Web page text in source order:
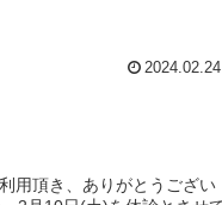
2024.02.24
用頂き、ありがとうござい